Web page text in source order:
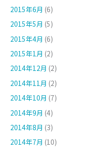
2015年6月 (6)
2015年5月 (5)
2015年4月 (6)
2015年1月 (2)
2014年12月 (2)
2014年11月 (2)
2014年10月 (7)
2014年9月 (4)
2014年8月 (3)
2014年7月 (10)